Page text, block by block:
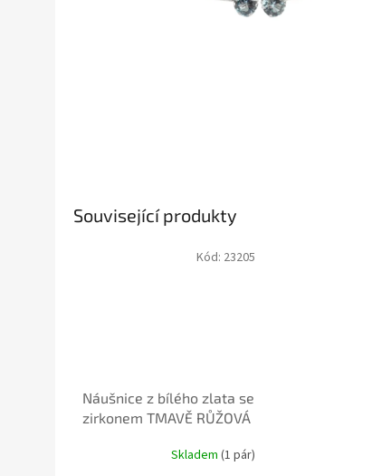
Související produkty
Náušnice z bílého zlata se
zirkonem TMAVĚ RŮŽOVÁ
Skladem (1 pár)
Kód: 23205